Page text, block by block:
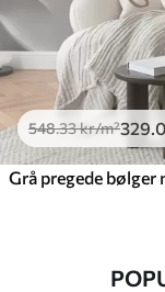
548.33kr/m²329
Grå pregede bølger